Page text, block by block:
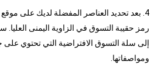
4. بعد تحديد العناصر المفضلة لديك على
رمز حقيبة التسوق في الزاوية اليمنى العليا.
إلى سلة التسوق الافتراضية التي تحتوي على
ومواصفاتها.